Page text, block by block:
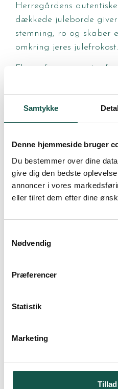
Samtykke
Denne hjemmeside bruger
Du bestemmer over dine
give dig den bedste
annoncer i vores
eller tilret dem efter dine
Nødvendig
Præferencer
Statistik
Marketing
Herregårdens
dækkede juleborde
stemning, ro og skaber
omkring jeres julefrokost.
Flere af vores gæster
atmosfæren og
julemad, er årsagen til,
vælger at holde
Gammelrøj, gør vi det
værter.
Maden leveres direkte til
retter kommer pænt
til spisning.
Efter julefrokosten
muligt at afhente og
Også i forbindelse med